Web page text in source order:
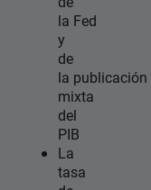
la Fed
y
de
la publicación
mixta
del
PIB
La
tasa